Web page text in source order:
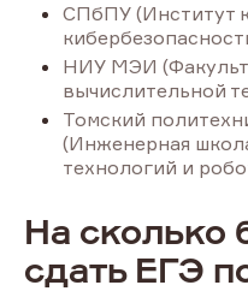
СПбПУ (Институт
НИУ МЭИ
вычислительной
Томский
(Инженерная
технологий и
На сколько
сдать ЕГЭ